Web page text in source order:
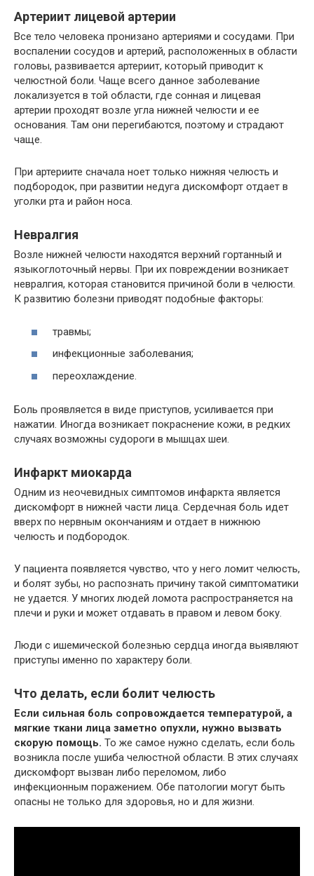
Артериит лицевой артерии
Все тело человека пронизано артериями и сосудами. При
воспалении сосудов и артерий, расположенных в области
головы, развивается артериит, который приводит к
челюстной боли. Чаще всего данное заболевание
локализуется в той области, где сонная и лицевая
артерии проходят возле угла нижней челюсти и ее
основания. Там они перегибаются, поэтому и страдают
чаще.
При артериите сначала ноет только нижняя челюсть и
подбородок, при развитии недуга дискомфорт отдает в
уголки рта и район носа.
Невралгия
Возле нижней челюсти находятся верхний гортанный и
языкоглоточный нервы. При их повреждении возникает
невралгия, которая становится причиной боли в челюсти.
К развитию болезни приводят подобные факторы:
травмы;
инфекционные заболевания;
переохлаждение.
Боль проявляется в виде приступов, усиливается при
нажатии. Иногда возникает покраснение кожи, в редких
случаях возможны судороги в мышцах шеи.
Инфаркт миокарда
Одним из неочевидных симптомов инфаркта является
дискомфорт в нижней части лица. Сердечная боль идет
вверх по нервным окончаниям и отдает в нижнюю
челюсть и подбородок.
У пациента появляется чувство, что у него ломит челюсть,
и болят зубы, но распознать причину такой симптоматики
не удается. У многих людей ломота распространяется на
плечи и руки и может отдавать в правом и левом боку.
Люди с ишемической болезнью сердца иногда выявляют
приступы именно по характеру боли.
Что делать, если болит челюсть
Если сильная боль сопровождается температурой, а
мягкие ткани лица заметно опухли, нужно вызвать
скорую помощь. То же самое нужно сделать, если боль
возникла после ушиба челюстной области. В этих случаях
дискомфорт вызван либо переломом, либо
инфекционным поражением. Обе патологии могут быть
опасны не только для здоровья, но и для жизни.